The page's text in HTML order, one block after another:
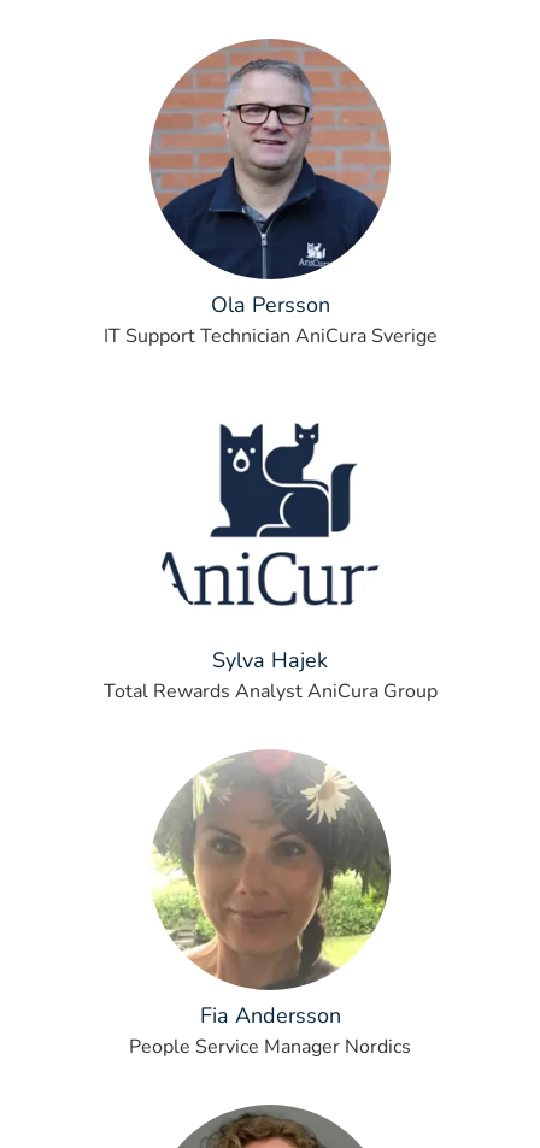
Ola Persson
IT Support Technician AniCura Sverige
Sylva Hajek
Total Rewards Analyst AniCura Group
Fia Andersson
People Service Manager Nordics